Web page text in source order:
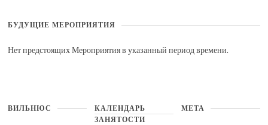
БУДУЩИЕ МЕРОПРИЯТИЯ
Нет предстоящих Мероприятия в указанный период времени.
ВИЛЬНЮС
КАЛЕНДАРЬ
ЗАНЯТОСТИ
МЕТА